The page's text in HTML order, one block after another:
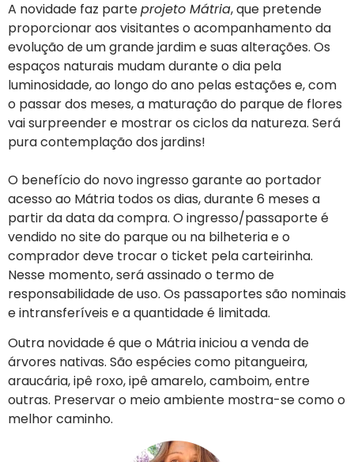
A novidade faz parteprojeto Mátria, que pretende
proporcionar aos visitantes o acompanhamento da
evolução de um grande jardim e suas alterações. Os
espaços naturais mudam durante o dia pela
luminosidade, ao longo do ano pelas estações e, com
o passar dos meses, a maturação do parque de flores
vai surpreender e mostrar os ciclos da natureza. Será
pura contemplação dos jardins!
O benefício do novo ingresso garante ao portador
acesso ao Mátria todos os dias, durante 6 meses a
partir da data da compra. O ingresso/passaporte é
vendido no site do parque ou na bilheteria e o
comprador deve trocar o ticket pela carteirinha.
Nesse momento, será assinado o termo de
responsabilidade de uso. Os passaportes são nominais
e intransferíveis e a quantidade é limitada.
Outra novidade é que o Mátria iniciou a venda de
árvores nativas. São espécies como pitangueira,
araucária, ipê roxo, ipê amarelo, camboim, entre
outras. Preservar o meio ambiente mostra-se como o
melhor caminho.